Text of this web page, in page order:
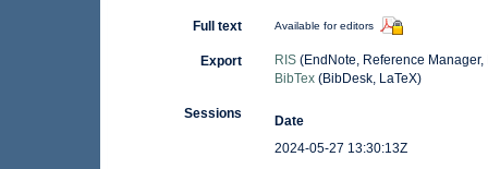
Full text Available for editors
Export RIS(EndNote, Reference Manager,
BibTex(BibDesk, LaTeX)
Sessions
Date
2024-05-27 13:30:13Z